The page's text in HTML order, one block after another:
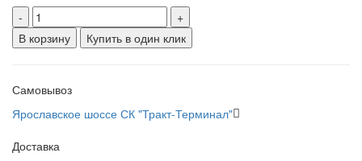
-
+
В корзину
Купить в один клик
Самовывоз
Ярославское шоссе СК "Тракт-Терминал"
Доставка